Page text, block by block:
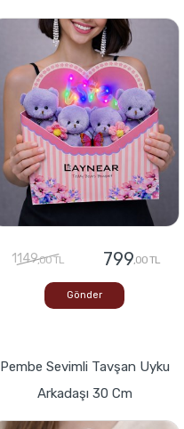
1149,00 TL 799,00 TL
Gönder
Pembe Sevimli Tavşan Uyku
Arkadaşı 30 Cm